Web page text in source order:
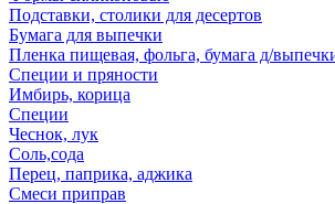
Подставки, столики для десертов
Бумага для выпечки
Пленка пищевая, фольга, бумага д/
Специи и пряности
Имбирь, корица
Специи
Чеснок, лук
Соль,сода
Перец, паприка, аджика
Смеси приправ